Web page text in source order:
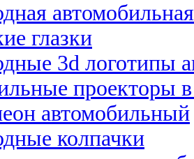
глазки
3d логотипы
проекторы
автомобильный
колпачки